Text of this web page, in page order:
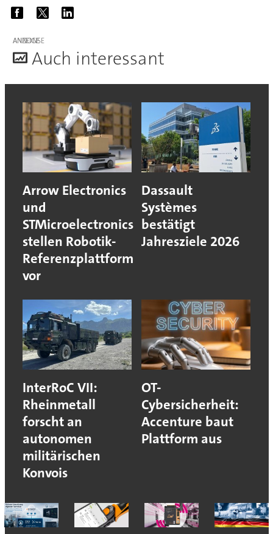
ANZEIGE
Auch interessant
Arrow Electronics
und
STMicroelectronics
stellen Robotik-
Referenzplattform
vor
Dassault
Systèmes
bestätigt
Jahresziele 2026
InterRoC VII:
Rheinmetall
forscht an
autonomen
militärischen
Konvois
OT-
Cybersicherheit:
Accenture baut
Plattform aus